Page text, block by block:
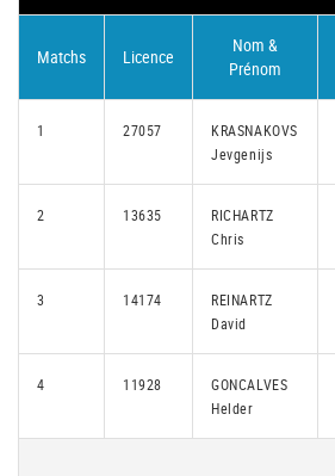
Matchs Licence
Nom &
Prénom
1 27057
KRASNAKOVS
Jevgenijs
2 13635
RICHARTZ
Chris
3 14174
REINARTZ
David
4 11928
GONCALVES
Helder